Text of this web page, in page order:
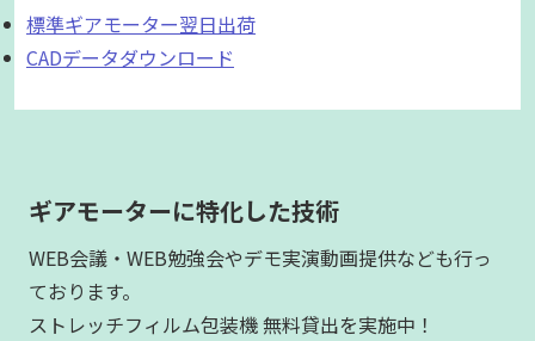
標準ギアモーター翌日出荷
CADデータダウンロード
ギアモーターに特化した技術
WEB会議・WEB勉強会やデモ実演動画提供なども行っ
ております。
ストレッチフィルム包装機 無料貸出を実施中！